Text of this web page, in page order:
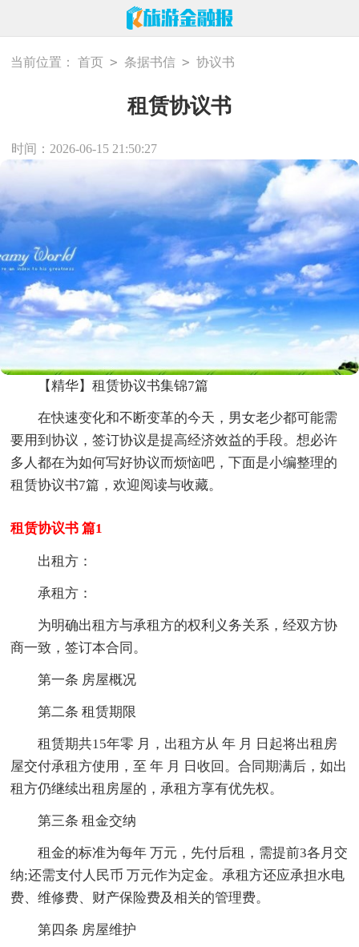
当前位置： 首页 > 条据书信 > 协议书
租赁协议书
时间：2026-06-15 21:50:27
【精华】租赁协议书集锦7篇
在快速变化和不断变革的今天，男女老少都可能需
要用到协议，签订协议是提高经济效益的手段。想必许
多人都在为如何写好协议而烦恼吧，下面是小编整理的
租赁协议书7篇，欢迎阅读与收藏。
租赁协议书 篇1
出租方：
承租方：
为明确出租方与承租方的权利义务关系，经双方协
商一致，签订本合同。
第一条 房屋概况
第二条 租赁期限
租赁期共15年零 月，出租方从 年 月 日起将出租房
屋交付承租方使用，至 年 月 日收回。合同期满后，如出
租方仍继续出租房屋的，承租方享有优先权。
第三条 租金交纳
租金的标准为每年 万元，先付后租，需提前3各月交
纳;还需支付人民币 万元作为定金。承租方还应承担水电
费、维修费、财产保险费及相关的管理费。
第四条 房屋维护